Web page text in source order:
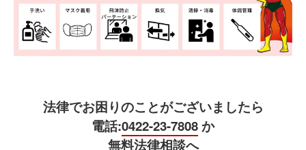
法律でお困りのことがございましたら
電話:0422-23-7808か
無料法律相談へ